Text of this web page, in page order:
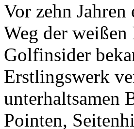
Vor zehn Jahren
Weg der
Golfinsider
Erstlingswerk
unterhaltsamen
Pointen,